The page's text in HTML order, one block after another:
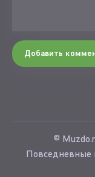
Добавить
©
Повседневные